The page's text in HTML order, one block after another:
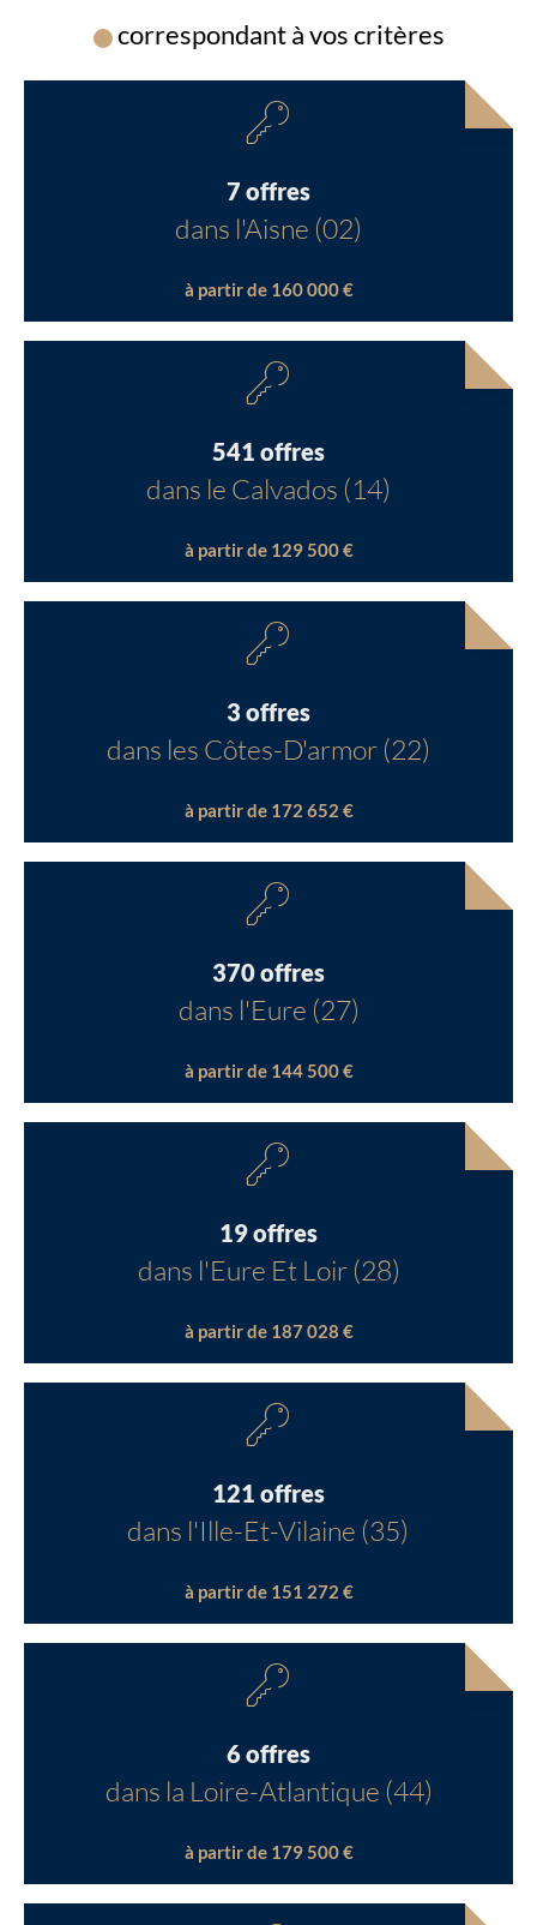
correspondant à vos critères
7 offres
dans l'Aisne (02)
à partir de 160 000 €
541 offres
dans le Calvados (14)
à partir de 129 500 €
3 offres
dans les Côtes-D'armor (22)
à partir de 172 652 €
370 offres
dans l'Eure (27)
à partir de 144 500 €
19 offres
dans l'Eure Et Loir (28)
à partir de 187 028 €
121 offres
dans l'Ille-Et-Vilaine (35)
à partir de 151 272 €
6 offres
dans la Loire-Atlantique (44)
à partir de 179 500 €